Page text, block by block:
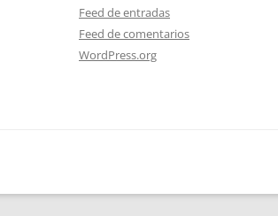
Feed de entradas
Feed de comentarios
WordPress.org